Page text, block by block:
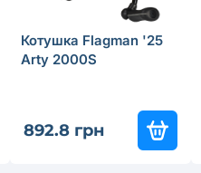
Котушка Flagman '25
Arty 2000S
892.8 грн